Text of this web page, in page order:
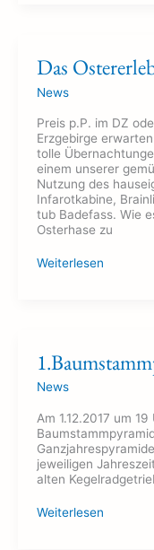
Das
News
Preis p.P. im DZ
Erzgebirge
tolle
einem unserer
Nutzung des
Infarotkabine,
tub Badefass. Wie
Osterhase zu
Das
Ostererlebnis
im
Weiterlesen
News
Am 1.12.2017 um
jeweiligen
alten
dreht
sich……
Weiterlesen